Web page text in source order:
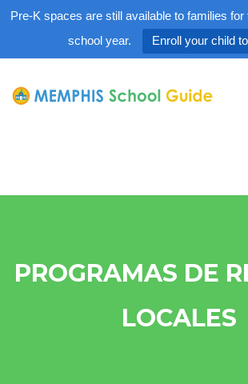
Pre-K spaces are still available to families for
school year.
Enroll your child
PROGRAMAS DE
LOCALES